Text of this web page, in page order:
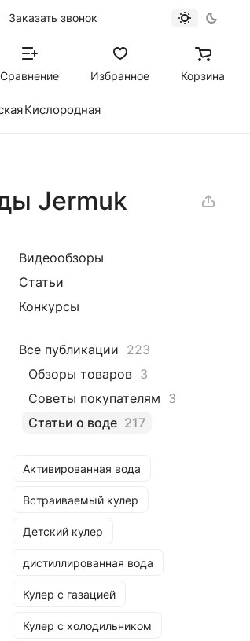
Заказать звонок
Сравнение Избранное Корзина
Кислородная
Jermuk
Видеообзоры
Статьи
Конкурсы
Все публикации 223
Обзоры товаров 3
Советы покупателям 3
Статьи о воде 217
Активированная вода
Встраиваемый кулер
Детский кулер
дистиллированная вода
Кулер с газацией
Кулер с холодильником